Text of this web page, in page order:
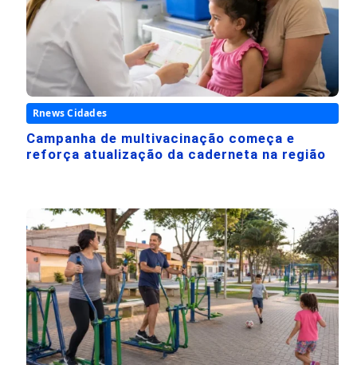
Rnews Cidades
Campanha de multivacinação começa e
reforça atualização da caderneta na região